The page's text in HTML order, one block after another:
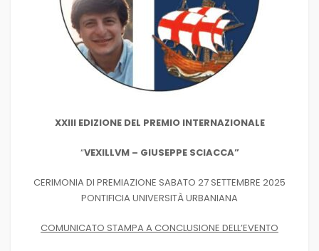
XXIII EDIZIONE DEL PREMIO INTERNAZIONALE
“VEXILLVM – GIUSEPPE SCIACCA”
CERIMONIA DI PREMIAZIONE SABATO 27 SETTEMBRE 2025
PONTIFICIA UNIVERSITÀ URBANIANA
COMUNICATO STAMPA A CONCLUSIONE DELL’EVENTO